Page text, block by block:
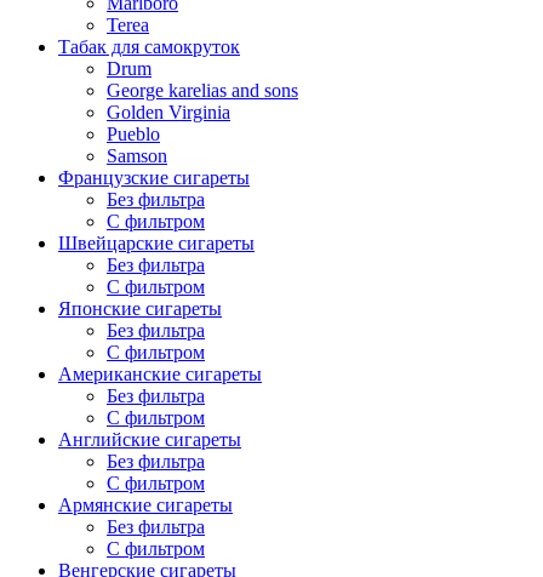
Terea
Табак для самокруток
Drum
George karelias and sons
Golden Virginia
Pueblo
Samson
Французские сигареты
Без фильтра
С фильтром
Швейцарские сигареты
Без фильтра
С фильтром
Японские сигареты
Без фильтра
С фильтром
Американские сигареты
Без фильтра
С фильтром
Английские сигареты
Без фильтра
С фильтром
Армянские сигареты
Без фильтра
С фильтром
Венгерские сигареты